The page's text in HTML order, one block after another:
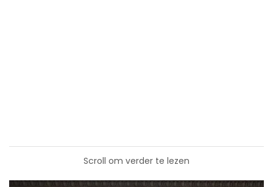
Scroll om verder te lezen